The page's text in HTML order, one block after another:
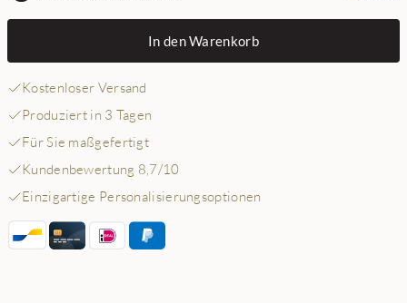
In den Warenkorb
Kostenloser Versand
Produziert in 3 Tagen
Für Sie maßgefertigt
Kundenbewertung 8,7/10
Einzigartige Personalisierungsoptionen